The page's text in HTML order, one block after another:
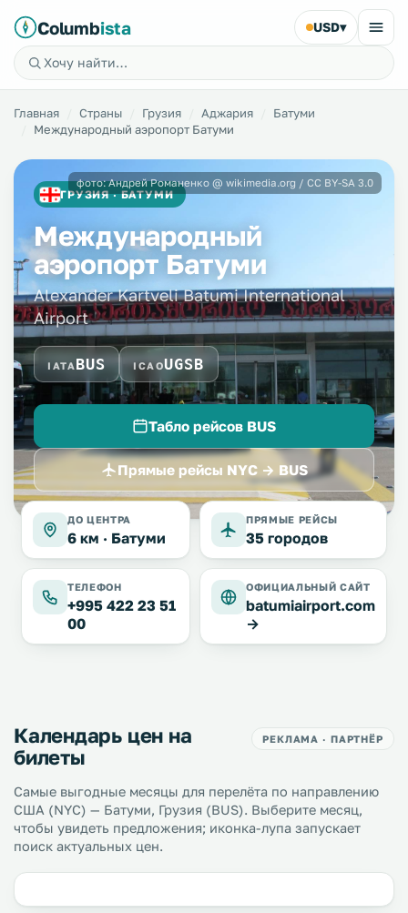
Columbista USD▾
Главная Страны Грузия Аджария
Батуми
Международный аэропорт Батуми
ГРУЗИЯ · БАТУМИ
Международный
аэропорт Батуми
Alexander Kartveli Batumi International
Airport
IATA BUS ICAOUGSB
Табло рейсов BUS
Прямые рейсы NYC → BUS
фото: Андрей Романенко @ wikimedia.org / CC BY-SA 3.0
ДО ЦЕНТРА
6 км · Батуми
ПРЯМЫЕ РЕЙСЫ
35 городов
ТЕЛЕФОН
+995 422 23 51
00
ОФИЦИАЛЬНЫЙ САЙТ
batumiairport.com
→
Календарь цен на
билеты
РЕКЛАМА · ПАРТНЁР
Самые выгодные месяцы для перелёта по направлению
США (NYC) — Батуми, Грузия (BUS). Выберите месяц,
чтобы увидеть предложения; иконка-лупа запускает
поиск актуальных цен.